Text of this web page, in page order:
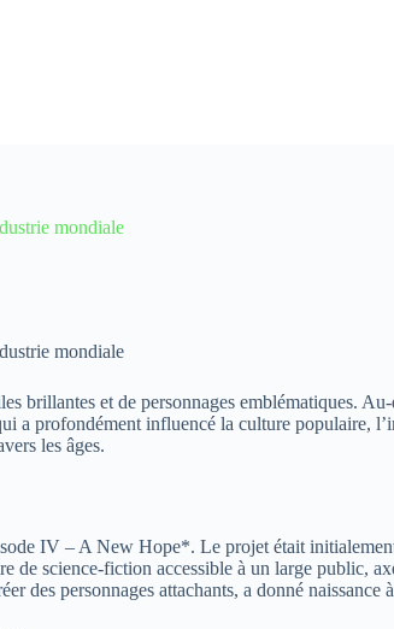
mondiale
mondiale
brillantes et de personnages emblématiques.
a profondément influencé la culture populaire,
les âges.
IV – A New Hope*. Le projet était
de science-fiction accessible à un large public,
des personnages attachants, a donné